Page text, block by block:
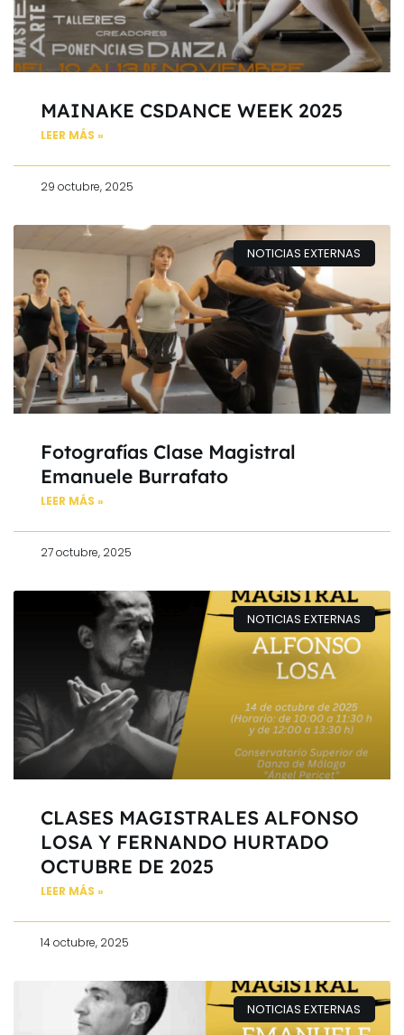
MAINAKE CSDANCE WEEK 2025
LEER MÁS »
29 octubre, 2025
NOTICIAS EXTERNAS
Fotografías Clase Magistral
Emanuele Burrafato
LEER MÁS »
27 octubre, 2025
NOTICIAS EXTERNAS
CLASES MAGISTRALES ALFONSO
LOSA Y FERNANDO HURTADO
OCTUBRE DE 2025
LEER MÁS »
14 octubre, 2025
NOTICIAS EXTERNAS